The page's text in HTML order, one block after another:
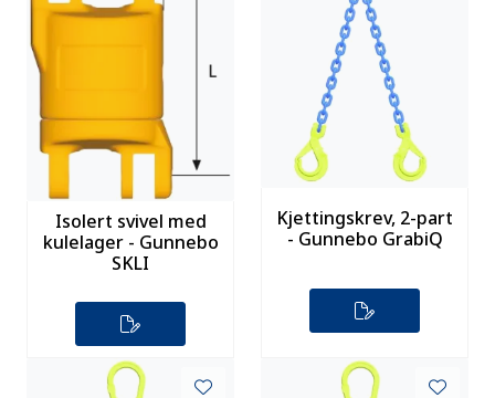
Isolert svivel med
kulelager - Gunnebo
SKLI
Kjettingskrev, 2-part
- Gunnebo GrabiQ